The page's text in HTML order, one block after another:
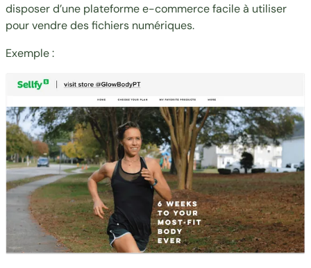
disposer d’une plateforme e-commerce facile à utiliser
pour vendre des fichiers numériques.
Exemple :